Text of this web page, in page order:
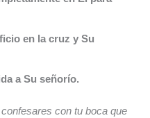
en la cruz y Su
a Su señorío.
confesares con tu boca que